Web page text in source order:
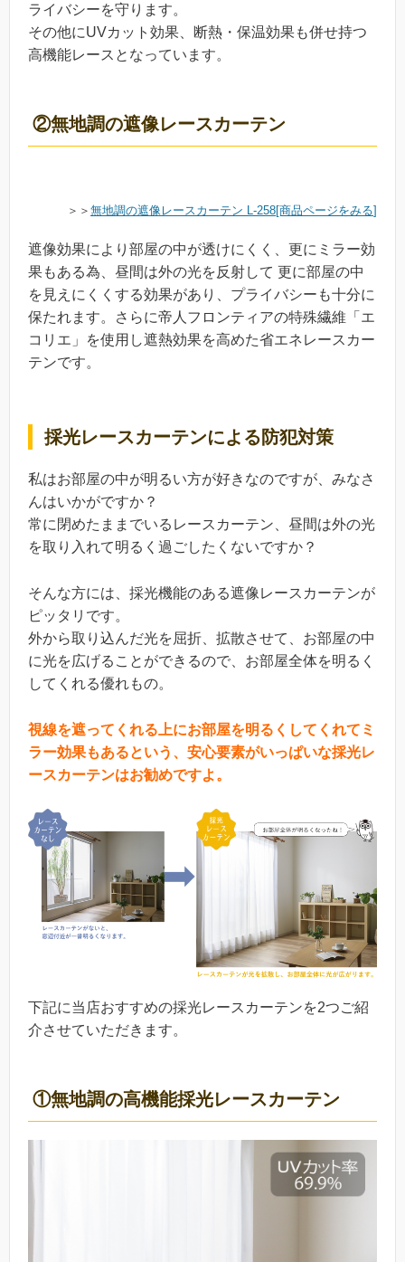
ライバシーを守ります。
その他にUVカット効果、断熱・保温効果も併せ持つ
高機能レースとなっています。
②無地調の遮像レースカーテン
＞＞ 無地調の遮像レースカーテン L-258[商品ページをみる]
遮像効果により部屋の中が透けにくく、更にミラー効
果もある為、昼間は外の光を反射して 更に部屋の中
を見えにくくする効果があり、プライバシーも十分に
保たれます。さらに帝人フロンティアの特殊繊維「エ
コリエ」を使用し遮熱効果を高めた省エネレースカー
テンです。
採光レースカーテンによる防犯対策
私はお部屋の中が明るい方が好きなのですが、みなさ
んはいかがですか？
常に閉めたままでいるレースカーテン、昼間は外の光
を取り入れて明るく過ごしたくないですか？
そんな方には、採光機能のある遮像レースカーテンが
ピッタリです。
外から取り込んだ光を屈折、拡散させて、お部屋の中
に光を広げることができるので、お部屋全体を明るく
してくれる優れもの。
視線を遮ってくれる上にお部屋を明るくしてくれてミ
ラー効果もあるという、安心要素がいっぱいな採光レ
ースカーテンはお勧めですよ。
下記に当店おすすめの採光レースカーテンを2つご紹
介させていただきます。
①無地調の高機能採光レースカーテン